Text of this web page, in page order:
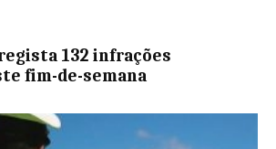
regista 132 infrações
fim-de-semana